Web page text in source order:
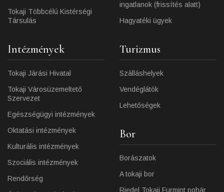
Tokaji Többcélú Kistérségi
Társulás
ingatlanok (frissítés alatt)
Hagyatéki ügyek
Intézmények
Tokaji Járási Hivatal
Tokaji Városüzemeltető
Szervezet
Egészségügyi intézmények
Oktatási intézmények
Kulturális intézmények
Szociális intézmények
Rendőrség
Turizmus
Szálláshelyek
Vendéglátók
Lehetőségek
Bor
Borászatok
A tokaji bor
Riedel Tokaji Furmint pohár